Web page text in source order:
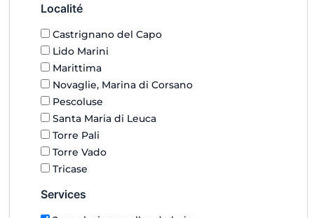
Localité
Castrignano del Capo
Lido Marini
Marittima
Novaglie, Marina di Corsano
Pescoluse
Santa Maria di Leuca
Torre Pali
Torre Vado
Tricase
Services